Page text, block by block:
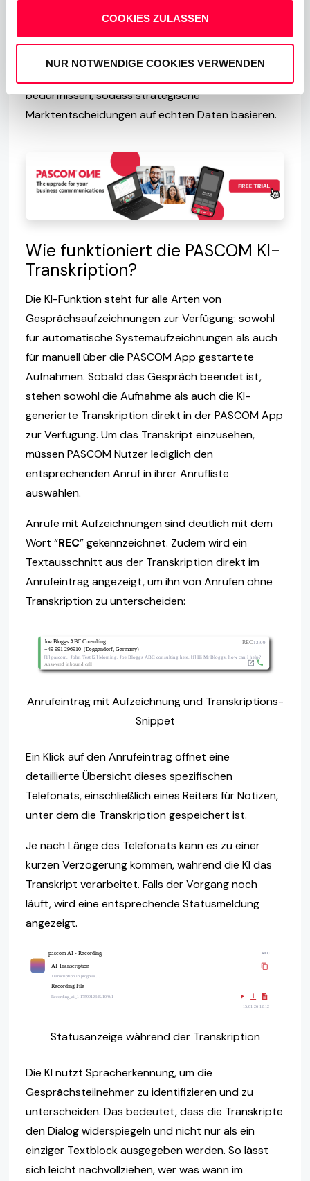
COOKIES ZULASSEN
NUR NOTWENDIGE COOKIES VERWENDEN
Vergleich zeigt auf, wo die Vertriebsstrategie
effektiv ist und wo sie nachjustiert werden muss.
Die langfristige Überwachung ermöglicht ein
bedürfnissen, sodass strategische
Marktentscheidungen auf echten Daten basieren.
Wie funktioniert die PASCOM KI-
Transkription?
Die KI-Funktion steht für alle Arten von
Gesprächsaufzeichnungen zur Verfügung: sowohl
für automatische Systemaufzeichnungen als auch
für manuell über die PASCOM App gestartete
Aufnahmen. Sobald das Gespräch beendet ist,
stehen sowohl die Aufnahme als auch die KI-
generierte Transkription direkt in der PASCOM App
zur Verfügung. Um das Transkript einzusehen,
müssen PASCOM Nutzer lediglich den
entsprechenden Anruf in ihrer Anrufliste
auswählen.
Anrufe mit Aufzeichnungen sind deutlich mit dem
Wort “REC” gekennzeichnet. Zudem wird ein
Textausschnitt aus der Transkription direkt im
Anrufeintrag angezeigt, um ihn von Anrufen ohne
Transkription zu unterscheiden:
Anrufeintrag mit Aufzeichnung und Transkriptions-
Snippet
Ein Klick auf den Anrufeintrag öffnet eine
detaillierte Übersicht dieses spezifischen
Telefonats, einschließlich eines Reiters für Notizen,
unter dem die Transkription gespeichert ist.
Je nach Länge des Telefonats kann es zu einer
kurzen Verzögerung kommen, während die KI das
Transkript verarbeitet. Falls der Vorgang noch
läuft, wird eine entsprechende Statusmeldung
angezeigt.
Statusanzeige während der Transkription
Die KI nutzt Spracherkennung, um die
Gesprächsteilnehmer zu identifizieren und zu
unterscheiden. Das bedeutet, dass die Transkripte
den Dialog widerspiegeln und nicht nur als ein
einziger Textblock ausgegeben werden. So lässt
sich leicht nachvollziehen, wer was wann im